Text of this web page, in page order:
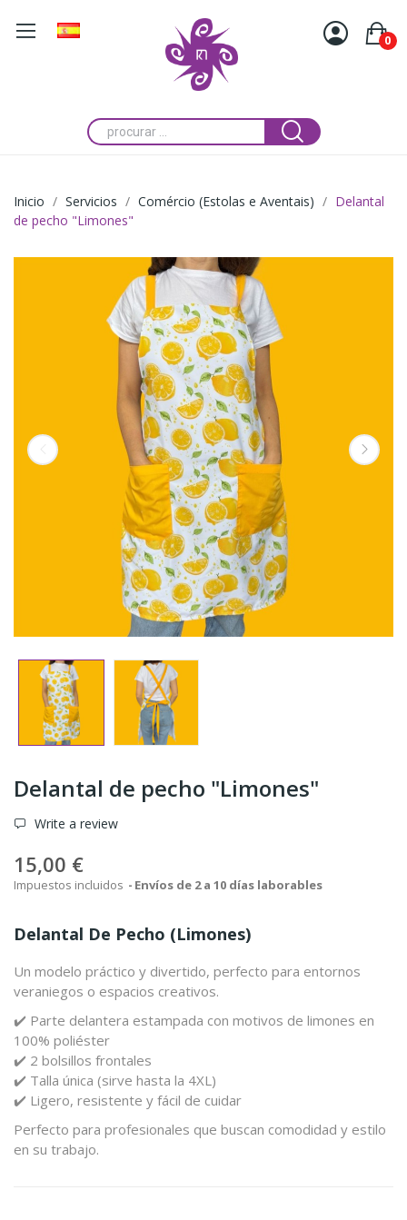
0
Inicio Servicios Comércio (Estolas e Aventais)
Delantal
de pecho "Limones"
Delantal de pecho "Limones"
Write a review
15,00 €
Impuestos incluidos Envíos de 2 a 10 días laborables
Delantal De Pecho (limones)
Un modelo práctico y divertido, perfecto para entornos
veraniegos o espacios creativos.
✔️ Parte delantera estampada con motivos de limones en
100% poliéster
✔️ 2 bolsillos frontales
✔️ Talla única (sirve hasta la 4XL)
✔️ Ligero, resistente y fácil de cuidar
Perfecto para profesionales que buscan comodidad y estilo
en su trabajo.